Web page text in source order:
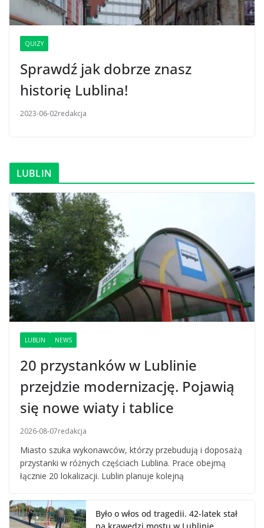
QUIZY
Sprawdź jak dobrze znasz
historię Lublina!
2023-06-02redakcja
LUBLIN
LUBLIN NEWS
20 przystanków w Lublinie
przejdzie modernizację. Pojawią
się nowe wiaty i tablice
2026-08-07redakcja
Miasto szuka wykonawców, którzy przebudują i doposażą
przystanki w różnych częściach Lublina. Prace obejmą
łącznie 20 lokalizacji. Lublin planuje kolejną
Było o włos od tragedii. 42-latek stał
na krawędzi mostu w Lublinie